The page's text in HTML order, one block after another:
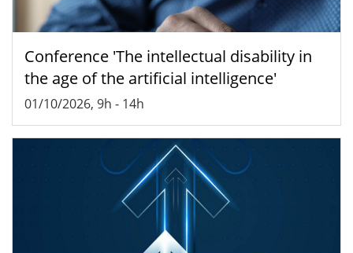
Conference 'The intellectual disability in
the age of the artificial intelligence'
01/10/2026, 9h - 14h